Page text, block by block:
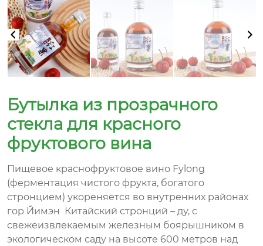
Бутылка из прозрачного
стекла для красного
фруктового вина
Пищевое краснофруктовое вино Fylong
(ферментация чистого фрукта, богатого
стронцием) укореняется во внутренних районах
гор Йимэн Китайский стронций – ду, с
свежеизвлекаемым железным боярышником в
экологическом саду на высоте 600 метров над